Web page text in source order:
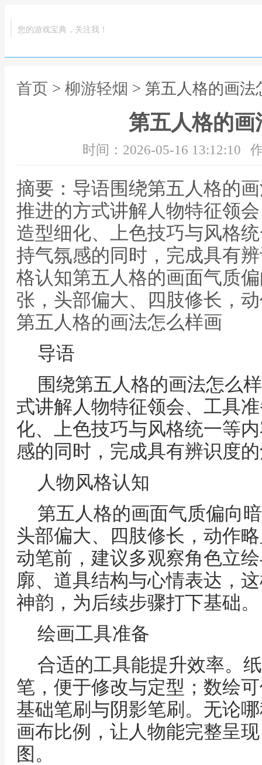
您的游戏宝典，关注我！
首页 > 柳游轻烟 > 第五人格的画法
第五人格的画
时间：2026-05-16 13:12:10
摘要：导语围绕第五人格的
推进的方式讲解人物特征领
造型细化、上色技巧与风格
持气氛感的同时，完成具有
格认知第五人格的画面气质
张，头部偏大、四肢修长，
第五人格的画法怎么样画
导语
围绕第五人格的画法怎么
式讲解人物特征领会、工具
化、上色技巧与风格统一等
感的同时，完成具有辨识度
人物风格认知
第五人格的画面气质偏向
头部偏大、四肢修长，动作
动笔前，建议多观察角色立
廓、道具结构与心情表达，
神韵，为后续步骤打下基础。
绘画工具准备
合适的工具能提升效率。
笔，便于修改与定型；数绘
基础笔刷与阴影笔刷。无论
画布比例，让人物能完整呈
图。